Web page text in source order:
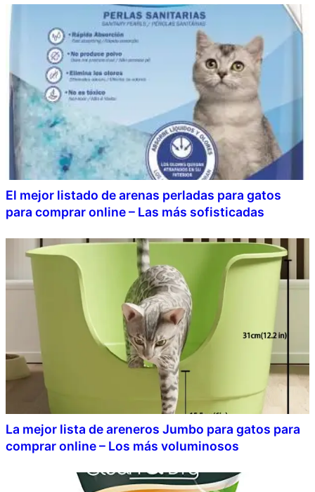
El mejor listado de arenas perladas para gatos
para comprar online – Las más sofisticadas
La mejor lista de areneros Jumbo para gatos para
comprar online – Los más voluminosos